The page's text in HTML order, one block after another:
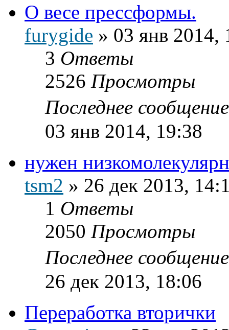
О весе прессформы.
furygide » 03 янв 2014,
3 Ответы
2526 Просмотры
Последнее
03 янв 2014, 19:38
нужен
tsm2 » 26 дек 2013,
1 Ответы
2050 Просмотры
Последнее
26 дек 2013, 18:06
Переработка вторички